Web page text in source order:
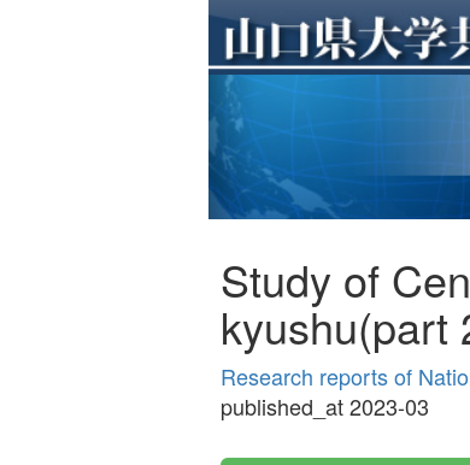
Study of
kyushu(part
Research reports of
published_at 2023-03